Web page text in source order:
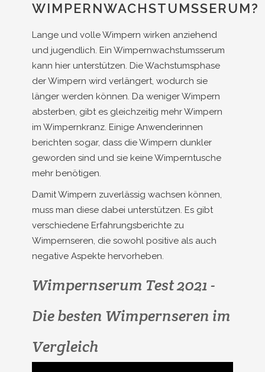
WIMPERNWACHSTUMSSERUM?
Lange und volle Wimpern wirken anziehend
und jugendlich. Ein Wimpernwachstumsserum
kann hier unterstützen. Die Wachstumsphase
der Wimpern wird verlängert, wodurch sie
länger werden können. Da weniger Wimpern
absterben, gibt es gleichzeitig mehr Wimpern
im Wimpernkranz. Einige Anwenderinnen
berichten sogar, dass die Wimpern dunkler
geworden sind und sie keine Wimperntusche
mehr benötigen.
Damit Wimpern zuverlässig wachsen können,
muss man diese dabei unterstützen. Es gibt
verschiedene Erfahrungsberichte zu
Wimpernseren, die sowohl positive als auch
negative Aspekte hervorheben.
Wimpernserum Test 2021 -
Die besten Wimpernseren im
Vergleich